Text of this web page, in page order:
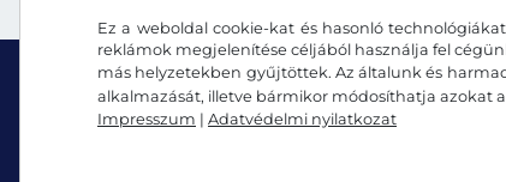
Ez a weboldal cookie-kat és hasonló
reklámok megjelenítése céljából használja fel
más helyzetekben gyűjtöttek. Az általunk és
alkalmazását, illetve bármikor módosíthatja azokat a
Impresszum | Adatvédelmi nyilatkozat